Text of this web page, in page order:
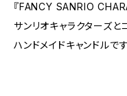
『FANCY SANRIO
サンリオキャラクターズと
ハンドメイドキャンドルです